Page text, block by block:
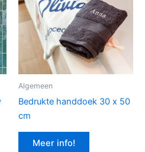
Algemeen
Bedrukte handdoek 30 x 50
cm
Meer info!